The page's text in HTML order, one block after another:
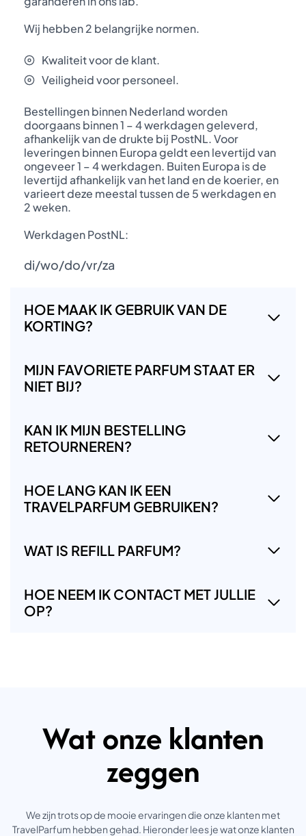
Wij hebben 2 belangrijke normen.
Kwaliteit voor de klant.
Veiligheid voor personeel.
Bestellingen binnen Nederland worden
doorgaans binnen 1 – 4 werkdagen geleverd,
afhankelijk van de drukte bij PostNL. Voor
leveringen binnen Europa geldt een levertijd van
ongeveer 1 – 4 werkdagen. Buiten Europa is de
levertijd afhankelijk van het land en de koerier, en
varieert deze meestal tussen de 5 werkdagen en
2 weken.
Werkdagen PostNL:
di/wo/do/vr/za
HOE MAAK IK GEBRUIK VAN DE
KORTING?
MIJN FAVORIETE PARFUM STAAT ER
NIET BIJ?
KAN IK MIJN BESTELLING
RETOURNEREN?
HOE LANG KAN IK EEN
TRAVELPARFUM GEBRUIKEN?
WAT IS REFILL PARFUM?
HOE NEEM IK CONTACT MET JULLIE
OP?
Wat onze klanten
zeggen
We zijn trots op de mooie ervaringen die onze klanten met
TravelParfum hebben gehad. Hieronder lees je wat onze klanten